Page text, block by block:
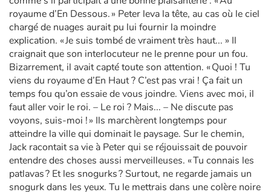
royaume d’En Dessous. » Peter leva la tête, au cas où le ciel
chargé de nuages aurait pu lui fournir la moindre
explication. « Je suis tombé de vraiment très haut... » Il
craignait que son interlocuteur ne le prenne pour un fou.
Bizarrement, il avait capté toute son attention. « Quoi ! Tu
viens du royaume d’En Haut ? C’est pas vrai ! Ça fait un
temps fou qu’on essaie de vous joindre. Viens avec moi, il
faut aller voir le roi. – Le roi ? Mais... – Ne discute pas
voyons, suis-moi ! » Ils marchèrent longtemps pour
atteindre la ville qui dominait le paysage. Sur le chemin,
Jack racontait sa vie à Peter qui se réjouissait de pouvoir
entendre des choses aussi merveilleuses. « Tu connais les
patlavas ? Et les snogurks ? Surtout, ne regarde jamais un
snogurk dans les yeux. Tu le mettrais dans une colère noire